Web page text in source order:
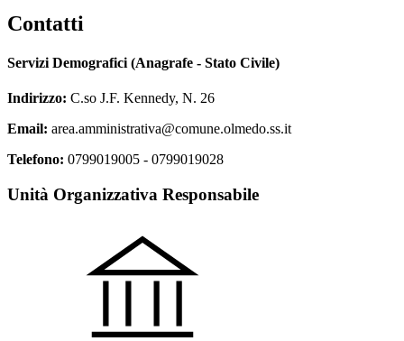
Contatti
Servizi Demografici (Anagrafe - Stato Civile)
Indirizzo: C.so J.F. Kennedy, N. 26
Email: area.amministrativa@comune.olmedo.ss.it
Telefono: 0799019005 - 0799019028
Unità Organizzativa Responsabile